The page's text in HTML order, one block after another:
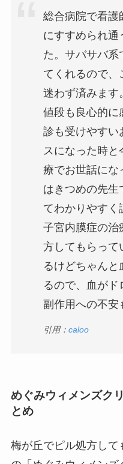
総合病院で看護
にすすめられ通
た。サバサバ系
てくれるので、
迷わず済みます。
値段も良心的に
診も受けやすい
スになった時
療でお世話にな
はきつめの先生
てわかりやすく
子宮内膜症の治
方してもらって
るけどちゃん
るので、血がド
副作用への不安
引用： caloo
めぐみウィメンズク
とめ
梅が丘でピル処方し